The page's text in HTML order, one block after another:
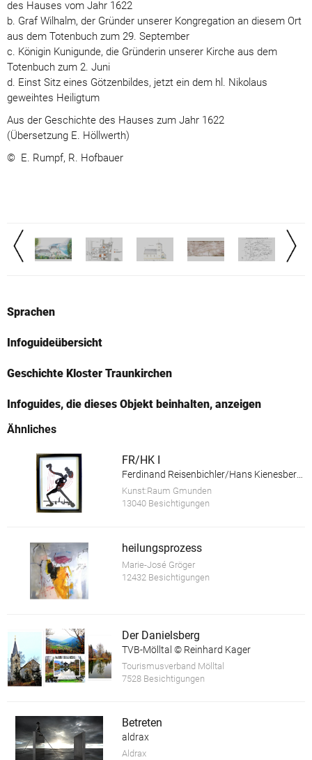
des Hauses vom Jahr 1622
b. Graf Wilhalm, der Gründer unserer Kongregation an diesem Ort
aus dem Totenbuch zum 29. September
c. Königin Kunigunde, die Gründerin unserer Kirche aus dem
Totenbuch zum 2. Juni
d. Einst Sitz eines Götzenbildes, jetzt ein dem hl. Nikolaus
geweihtes Heiligtum
Aus der Geschichte des Hauses zum Jahr 1622
(Übersetzung E. Höllwerth)
© E. Rumpf, R. Hofbauer
Sprachen
Infoguideübersicht
Geschichte Kloster Traunkirchen
Infoguides, die dieses Objekt beinhalten, anzeigen
Ähnliches
FR/HK I
Ferdinand Reisenbichler/Hans Kienesberger
Kunst:Raum Gmunden
13040 Besichtigungen
heilungsprozess
Marie-José Gröger
12432 Besichtigungen
Der Danielsberg
TVB-Mölltal © Reinhard Kager
Tourismusverband Mölltal
7528 Besichtigungen
Betreten
aldrax
Aldrax